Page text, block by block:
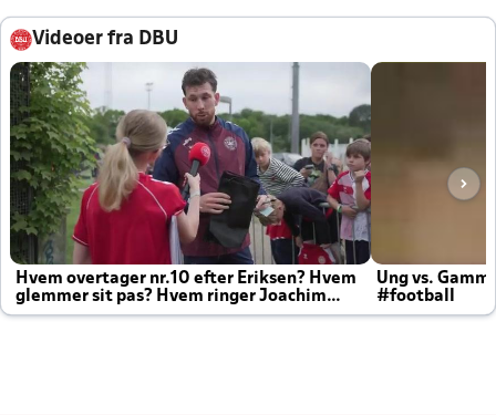
Videoer fra DBU
Hvem overtager nr.10 efter Eriksen? Hvem
glemmer sit pas? Hvem ringer Joachim
altid til efter kampe?
Ung vs.
#football